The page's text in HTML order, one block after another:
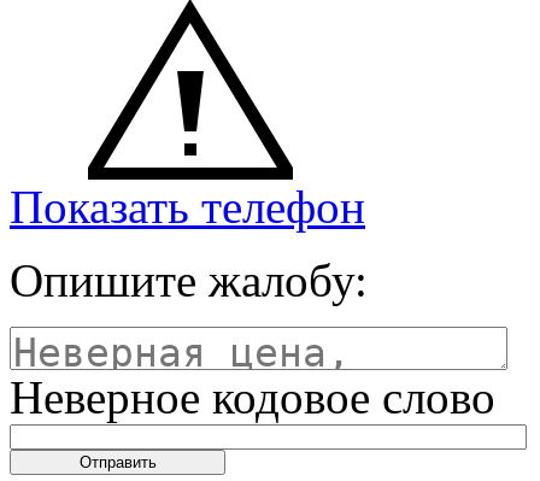
Показать телефон
Опишите жалобу:
Неверное кодовое слово